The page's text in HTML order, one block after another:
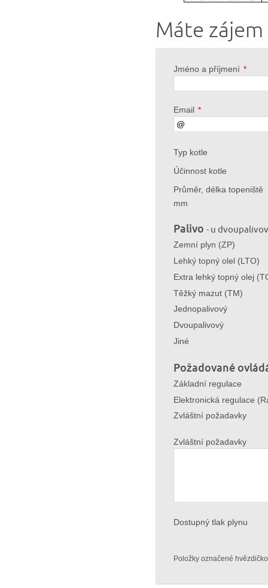
Máte
Jméno a příjmení *
Email *
Typ kotle
Účinnost kotle
Průměr, délka topeniště
mm
Palivo - u
Zemní plyn (ZP)
Lehký topný olel (LTO)
Extra lehký topný olej
Těžký mazut (TM)
Jednopalivový
Dvoupalivový
Jiné
Požadované
Základní regulace
Elektronická regulace
Zvláštní požadavky
Zvláštní požadavky
Dostupný tlak plynu
Položky označené